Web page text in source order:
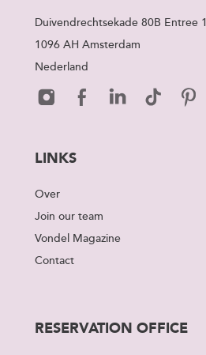
Duivendrechtsekade 80B Entree 1
1096 AH Amsterdam
Nederland
LINKS
Over
Join our team
Vondel Magazine
Contact
RESERVATION OFFICE